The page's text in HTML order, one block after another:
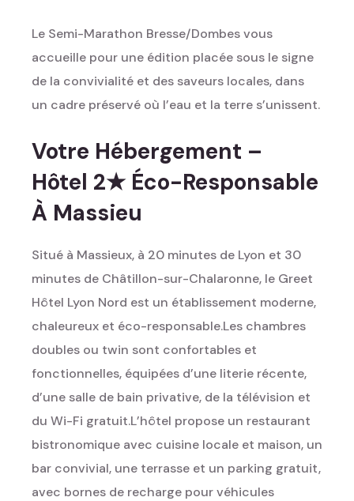
Le Semi-Marathon Bresse/Dombes vous
accueille pour une édition placée sous le signe
de la convivialité et des saveurs locales, dans
un cadre préservé où l’eau et la terre s’unissent.
Votre Hébergement –
Hôtel 2★ Éco-Responsable
À Massieu
Situé à Massieux, à 20 minutes de Lyon et 30
minutes de Châtillon-sur-Chalaronne, le Greet
Hôtel Lyon Nord est un établissement moderne,
chaleureux et éco-responsable.Les chambres
doubles ou twin sont confortables et
fonctionnelles, équipées d’une literie récente,
d’une salle de bain privative, de la télévision et
du Wi-Fi gratuit.L’hôtel propose un restaurant
bistronomique avec cuisine locale et maison, un
bar convivial, une terrasse et un parking gratuit,
avec bornes de recharge pour véhicules